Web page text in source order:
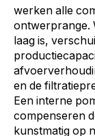
werken alle
ontwerprange.
laag is,
en de
Een interne
compenseren
kunstmatig op